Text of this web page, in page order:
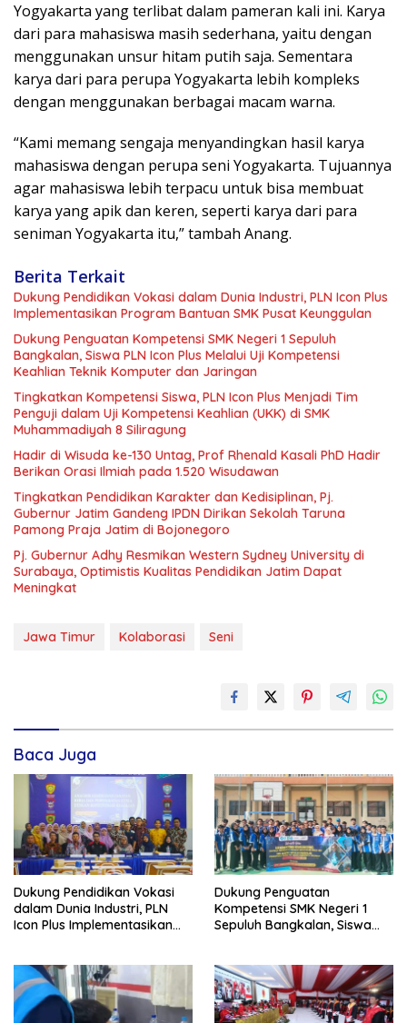
Yogyakarta yang terlibat dalam pameran kali ini. Karya
dari para mahasiswa masih sederhana, yaitu dengan
menggunakan unsur hitam putih saja. Sementara
karya dari para perupa Yogyakarta lebih kompleks
dengan menggunakan berbagai macam warna.
“Kami memang sengaja menyandingkan hasil karya
mahasiswa dengan perupa seni Yogyakarta. Tujuannya
agar mahasiswa lebih terpacu untuk bisa membuat
karya yang apik dan keren, seperti karya dari para
seniman Yogyakarta itu,” tambah Anang.
Berita Terkait
Dukung Pendidikan Vokasi dalam Dunia Industri, PLN Icon Plus
Implementasikan Program Bantuan SMK Pusat Keunggulan
Dukung Penguatan Kompetensi SMK Negeri 1 Sepuluh
Bangkalan, Siswa PLN Icon Plus Melalui Uji Kompetensi
Keahlian Teknik Komputer dan Jaringan
Tingkatkan Kompetensi Siswa, PLN Icon Plus Menjadi Tim
Penguji dalam Uji Kompetensi Keahlian (UKK) di SMK
Muhammadiyah 8 Siliragung
Hadir di Wisuda ke-130 Untag, Prof Rhenald Kasali PhD Hadir
Berikan Orasi Ilmiah pada 1.520 Wisudawan
Tingkatkan Pendidikan Karakter dan Kedisiplinan, Pj.
Gubernur Jatim Gandeng IPDN Dirikan Sekolah Taruna
Pamong Praja Jatim di Bojonegoro
Pj. Gubernur Adhy Resmikan Western Sydney University di
Surabaya, Optimistis Kualitas Pendidikan Jatim Dapat
Meningkat
Jawa Timur Kolaborasi Seni
Baca Juga
Dukung Pendidikan Vokasi
dalam Dunia Industri, PLN
Icon Plus Implementasikan
Dukung Penguatan
Kompetensi SMK Negeri 1
Sepuluh Bangkalan, Siswa
Komputer dan Jaringan